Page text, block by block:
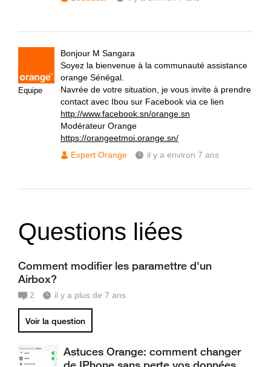
Equipe
Bonjour M Sangara
Soyez la bienvenue à la communauté assistance
orange Sénégal.
Navrée de votre situation, je vous invite à prendre
contact avec Ibou sur Facebook via ce lien
http://www.facebook.sn/orange.sn
Modérateur Orange
https://orangeetmoi.orange.sn/
Expert Orange
il y a environ 7 ans
Questions liées
Comment modifier les paramettre d'un
Airbox?
2 il y a plus de 7 ans
Voir la question
Astuces Orange: comment changer